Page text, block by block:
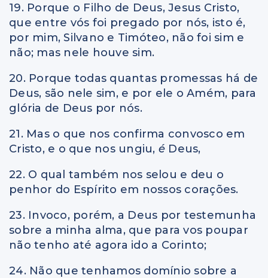
19. Porque o Filho de Deus, Jesus Cristo,
que entre vós foi pregado por nós, isto é,
por mim, Silvano e Timóteo, não foi sim e
não; mas nele houve sim.
20. Porque todas quantas promessas há de
Deus, são nele sim, e por ele o Amém, para
glória de Deus por nós.
21. Mas o que nos confirma convosco em
Cristo, e o que nos ungiu, é Deus,
22. O qual também nos selou e deu o
penhor do Espírito em nossos corações.
23. Invoco, porém, a Deus por testemunha
sobre a minha alma, que para vos poupar
não tenho até agora ido a Corinto;
24. Não que tenhamos domínio sobre a